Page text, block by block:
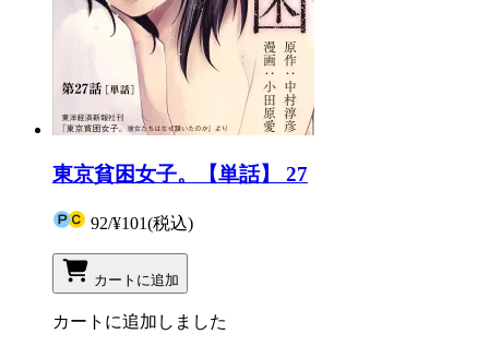
東京貧困女子。【単話】 27
92/¥101(税込)
カートに追加
カートに追加しました